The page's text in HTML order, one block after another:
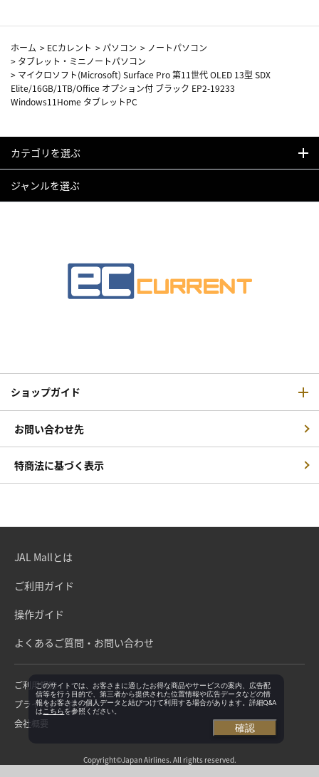
ホーム > ECカレント > パソコン > ノートパソコン
> タブレット・ミニノートパソコン
> マイクロソフト(Microsoft) Surface Pro 第11世代 OLED 13型 SDX
Elite/16GB/1TB/Office オプション付 ブラック EP2-19233
Windows11Home タブレットPC
カテゴリを選ぶ
ジャンルを選ぶ
ショップガイド
お問い合わせ先
特商法に基づく表示
JAL Mallとは
ご利用ガイド
操作ガイド
よくあるご質問・お問い合わせ
ご利用規約
プライバシーポリシー
会社概要
Copyright©Japan Airlines. All rights reserved.
このサイトでは、お客さまに適したお得な商品やサービスの案内、広告配
信等を行う目的で、第三者から提供された位置情報や広告データなどの情
報をお客さまの個人データと結びつけて利用する場合があります。詳細Q&A
は こちらを参照ください。
確認